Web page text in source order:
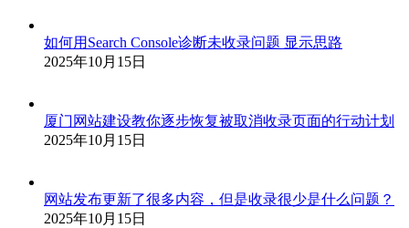
如何用Search Console诊断未收录问题 显示思路
2025年10月15日
厦门网站建设教你逐步恢复被取消收录页面的行动计划
2025年10月15日
网站发布更新了很多内容，但是收录很少是什么问题？
2025年10月15日